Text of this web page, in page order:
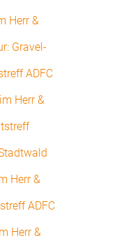
Herr &
Gravel-
ADFC
Herr &
Herr &
ADFC
Herr &